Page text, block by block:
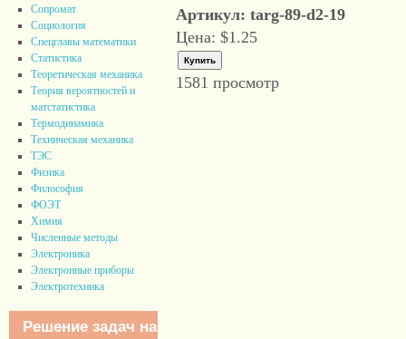
Сопромат
Социология
Спецглавы математики
Статистика
Теоретическая механика
Теория вероятностей и
матстатистика
Термодинамика
Техническая механика
ТЭС
Физика
Философия
ФОЭТ
Химия
Численные методы
Электроника
Электронные приборы
Электротехника
Решение задач на
Артикул: targ-89-d2-19
Цена: $1.25
1581 просмотр